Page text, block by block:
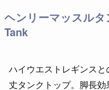
ヘンリーマッスル
Tank
ハイウエストレギンス
丈タンクトップ。脚長